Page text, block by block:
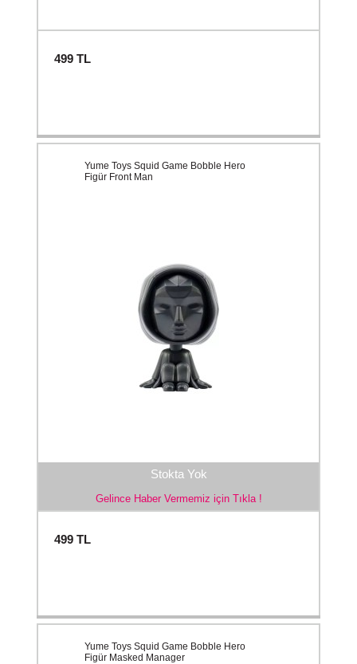
499 TL
Stokta Yok
Gelince Haber Vermemiz için Tıkla !
Yume Toys Squid Game Bobble Hero
Figür Front Man
499 TL
Yume Toys Squid Game Bobble Hero
Figür Masked Manager